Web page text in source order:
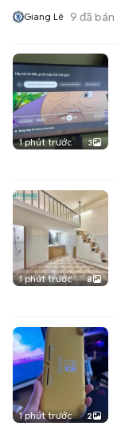
Giang Lê 9 đã bán
1 phút trước 3
1 phút trước 8
1 phút trước 2